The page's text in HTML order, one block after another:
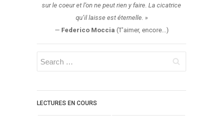
sur le coeur et l’on ne peut rien y faire. La cicatrice
qu’il laisse est éternelle. »
— Federico Moccia (T'aimer, encore...)
LECTURES EN COURS